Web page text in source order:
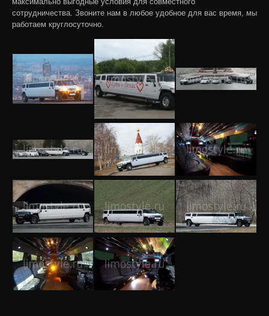
сотрудничества. Звоните нам в любое удобное для вас время, мы
работаем круглосуточно.